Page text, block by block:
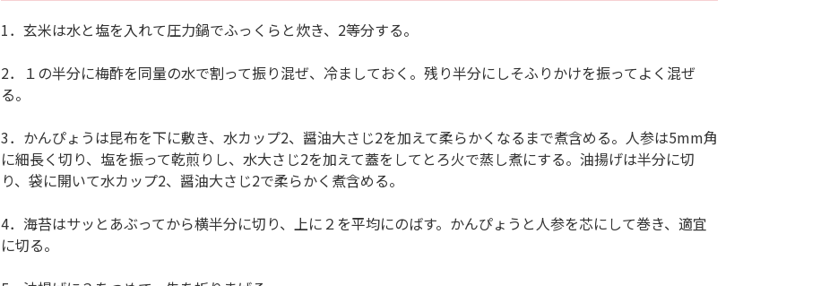
1．玄米は水と塩を入れて圧力鍋でふっくらと炊き、2等分する。
2．１の半分に梅酢を同量の水で割って振り混ぜ、冷ましておく。残り半分にしそふりかけを振ってよく混ぜ
る。
3．かんぴょうは昆布を下に敷き、水カップ2、醤油大さじ2を加えて柔らかくなるまで煮含める。人参は5mm角
に細長く切り、塩を振って乾煎りし、水大さじ2を加えて蓋をしてとろ火で蒸し煮にする。油揚げは半分に切
り、袋に開いて水カップ2、醤油大さじ2で柔らかく煮含める。
4．海苔はサッとあぶってから横半分に切り、上に２を平均にのばす。かんぴょうと人参を芯にして巻き、適宜
に切る。